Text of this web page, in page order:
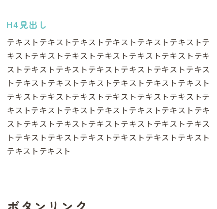
H4見出し
テキストテキストテキストテキストテキストテキストテ
キストテキストテキストテキストテキストテキストテキ
ストテキストテキストテキストテキストテキストテキス
トテキストテキストテキストテキストテキストテキスト
テキストテキストテキストテキストテキストテキストテ
キストテキストテキストテキストテキストテキストテキ
ストテキストテキストテキストテキストテキストテキス
トテキストテキストテキストテキストテキストテキスト
テキストテキスト